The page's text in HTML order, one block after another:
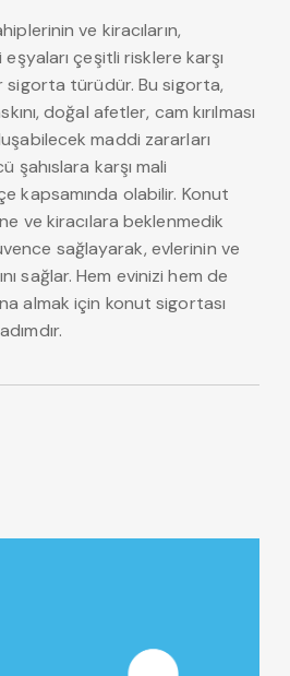
ve kiracıların,
çeşitli risklere karşı
sigorta türüdür. Bu sigorta,
doğal afetler, cam kırılması
maddi zararları
şahıslara karşı mali
kapsamında olabilir. Konut
ve kiracılara beklenmedik
sağlayarak, evlerinin ve
sağlar. Hem evinizi hem de
almak için konut sigortası